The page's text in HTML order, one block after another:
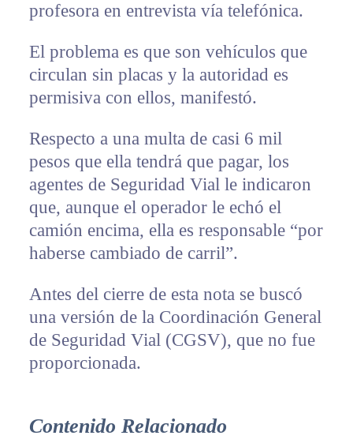
profesora en entrevista vía telefónica.
El problema es que son vehículos que
circulan sin placas y la autoridad es
permisiva con ellos, manifestó.
Respecto a una multa de casi 6 mil
pesos que ella tendrá que pagar, los
agentes de Seguridad Vial le indicaron
que, aunque el operador le echó el
camión encima, ella es responsable “por
haberse cambiado de carril”.
Antes del cierre de esta nota se buscó
una versión de la Coordinación General
de Seguridad Vial (CGSV), que no fue
proporcionada.
Contenido Relacionado